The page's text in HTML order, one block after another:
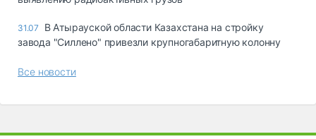
31.07
В Атырауской области Казахстана на стройку
завода "Силлено" привезли крупногабаритную колонну
Все новости